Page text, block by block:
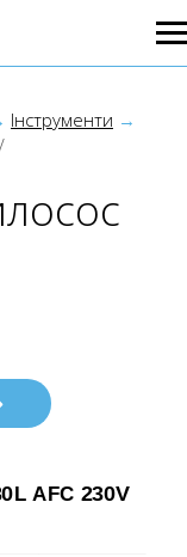
Інструменти